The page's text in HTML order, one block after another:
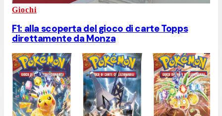
Giochi
F1: alla scoperta del gioco di carte Topps
direttamente da Monza